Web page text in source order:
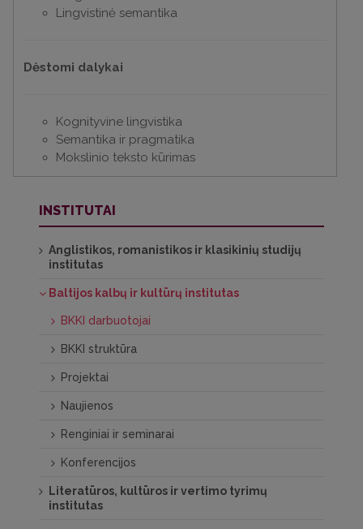
Lingvistinė semantika
Dėstomi dalykai
Kognityvine lingvistika
Semantika ir pragmatika
Mokslinio teksto kūrimas
INSTITUTAI
Anglistikos, romanistikos ir klasikinių studijų
institutas
Baltijos kalbų ir kultūrų institutas
BKKI darbuotojai
BKKI struktūra
Projektai
Naujienos
Renginiai ir seminarai
Konferencijos
Literatūros, kultūros ir vertimo tyrimų
institutas